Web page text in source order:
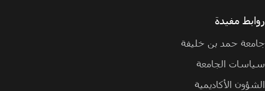
روابط مفيدة
جامعة حمد بن خليفة
سياسات الجامعة
الشؤون الأكاديمية